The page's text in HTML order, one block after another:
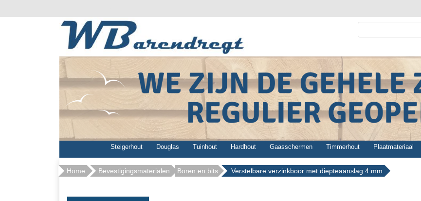
Steigerhout Douglas Tuinhout Hardhout Gaasschermen Timmerhout Plaatmateriaal
Home Bevestigingsmaterialen Boren en bits Verstelbare verzinkboor met diepteaanslag 4 mm.